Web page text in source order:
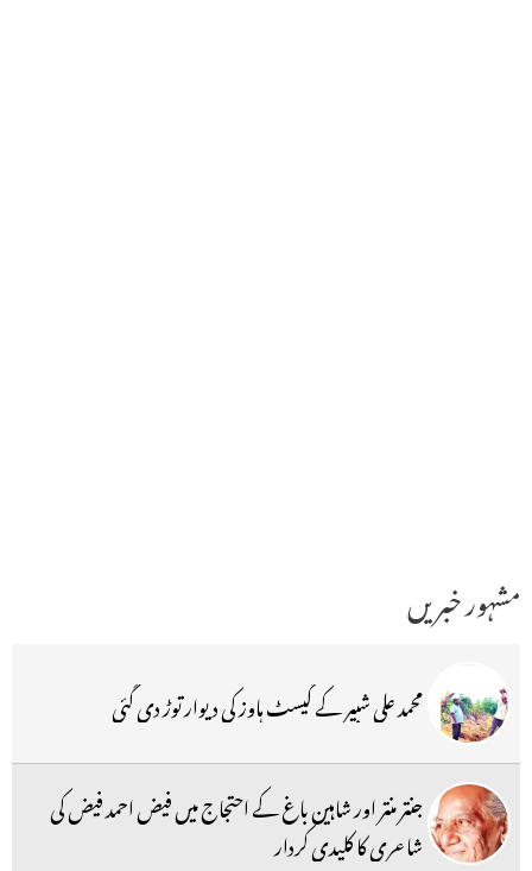
مشہور خبریں
محمد علی شبیر کے گیسٹ ہاوز کی دیوار توڑ دی گئی
جنتر منتر اور شاہین باغ کے احتجاج میں فیض احمد فیض کی
شاعری کا کلیدی کردار